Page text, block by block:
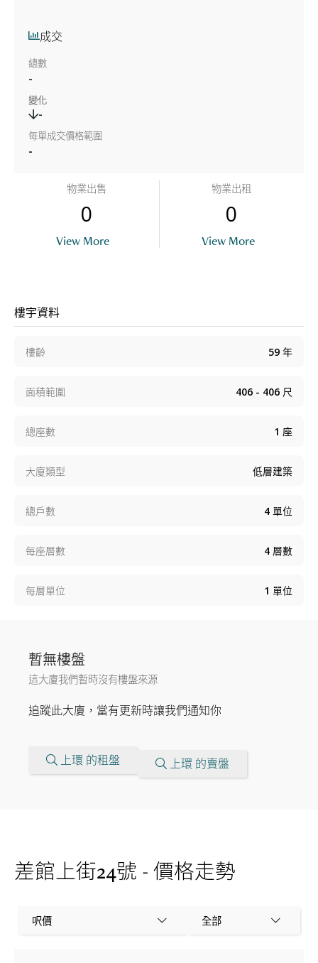
成交
總數
-
變化
-
每單成交價格範圍
-
物業出售
0
View More
物業出租
0
View More
樓宇資料
樓齡 59 年
面積範圍 406 - 406 尺
總座數 1 座
大廈類型 低層建築
總戶數 4 單位
每座層數 4 層數
每層單位 1 單位
暫無樓盤
這大廈我們暫時沒有樓盤來源
追蹤此大廈，當有更新時讓我們通知你
上環 的租盤 上環 的賣盤
差館上街24號 - 價格走勢
呎價 全部